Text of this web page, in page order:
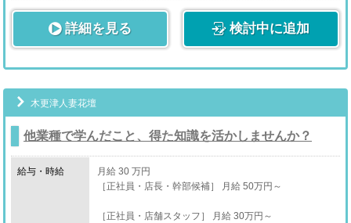
詳細を見る 検討中に追加
木更津人妻花壇
他業種で学んだこと、得た知識を活かしませんか？
給与・時給
月給 30 万円
［正社員・店長・幹部候補］ 月給 50万円～
［正社員・店舗スタッフ］ 月給 30万円～